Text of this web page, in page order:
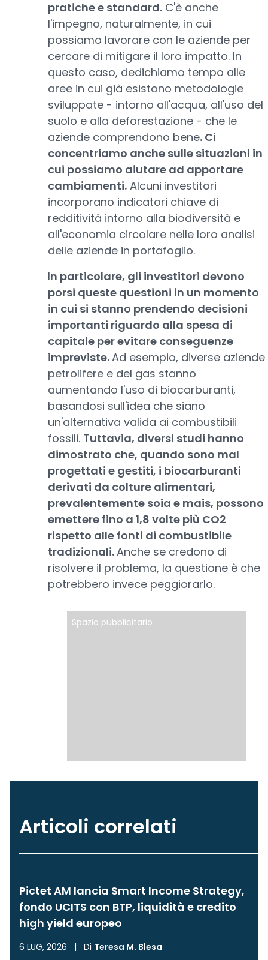
pratiche e standard. C'è anche
l'impegno, naturalmente, in cui
possiamo lavorare con le aziende per
cercare di mitigare il loro impatto. In
questo caso, dedichiamo tempo alle
aree in cui già esistono metodologie
sviluppate - intorno all'acqua, all'uso del
suolo e alla deforestazione - che le
aziende comprendono bene. Ci
concentriamo anche sulle situazioni in
cui possiamo aiutare ad apportare
cambiamenti. Alcuni investitori
incorporano indicatori chiave di
redditività intorno alla biodiversità e
all'economia circolare nelle loro analisi
delle aziende in portafoglio.
In particolare, gli investitori devono
porsi queste questioni in un momento
in cui si stanno prendendo decisioni
importanti riguardo alla spesa di
capitale per evitare conseguenze
impreviste.Ad esempio, diverse aziende
petrolifere e del gas stanno
aumentando l'uso di biocarburanti,
basandosi sull'idea che siano
un'alternativa valida ai combustibili
fossili. Tuttavia, diversi studi hanno
dimostrato che, quando sono mal
progettati e gestiti, i biocarburanti
derivati da colture alimentari,
prevalentemente soia e mais, possono
emettere fino a 1,8 volte più CO2
rispetto alle fonti di combustibile
tradizionali.Anche se credono di
risolvere il problema, la questione è che
potrebbero invece peggiorarlo.
Spazio pubblicitario
Articoli correlati
Pictet AM lancia Smart Income Strategy,
fondo UCITS con BTP, liquidità e credito
high yield europeo
6 LUG, 2026 | Di Teresa M. Blesa